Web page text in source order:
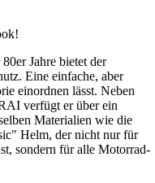
Jahre bietet der
Eine einfache, aber
einordnen lässt. Neben
verfügt er über ein
Materialien wie die
Helm, der nicht nur für
sondern für alle Motorrad-